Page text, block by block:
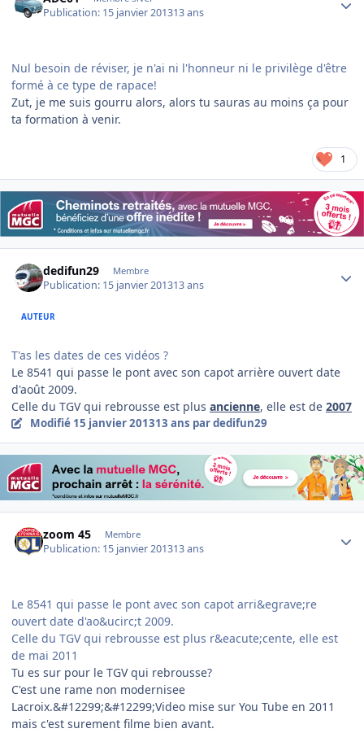
Publication: 15 janvier 201313 ans
Nul besoin de réviser, je n'ai ni l'honneur ni le privilège d'être
formé à ce type de rapace!
Zut, je me suis gourru alors, alors tu sauras au moins ça pour
ta formation à venir.
1
dedifun29 Membre
Publication: 15 janvier 201313 ans
AUTEUR
T'as les dates de ces vidéos ?
Le 8541 qui passe le pont avec son capot arrière ouvert date
d'août 2009.
Celle du TGV qui rebrousse est plus ancienne, elle est de 2007
Modifié 15 janvier 201313 ans par dedifun29
zoom 45 Membre
Publication: 15 janvier 201313 ans
Le 8541 qui passe le pont avec son capot arri&egrave;re
ouvert date d'ao&ucirc;t 2009.
Celle du TGV qui rebrousse est plus r&eacute;cente, elle est
de mai 2011
Tu es sur pour le TGV qui rebrousse?
C'est une rame non modernisee
Lacroix.&#12299;&#12299;Video mise sur You Tube en 2011
mais c'est surement filme bien avant.